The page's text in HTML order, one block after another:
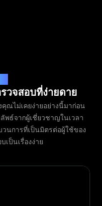
วจสอบที่ง่ายดาย
ณไม่เคยง่ายอย่างนี้มาก่อน
ธ์จากผู้เชี่ยวชาญในเวลา
นการที่เป็นมิตรต่อผู้ใช้ของ
เป็นเรื่องง่าย